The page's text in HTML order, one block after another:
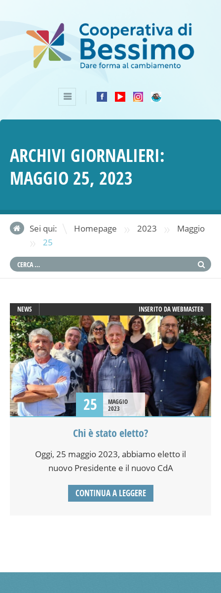
ARCHIVI GIORNALIERI:
MAGGIO 25, 2023
Sei qui: Homepage » 2023 » Maggio
» 25
NEWS INSERITO DAWEBMASTER
25
MAGGIO
2023
Chi è stato eletto?
Oggi, 25 maggio 2023, abbiamo eletto il
nuovo Presidente e il nuovo CdA
CONTINUA A LEGGERE